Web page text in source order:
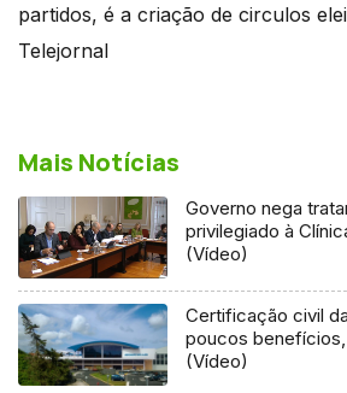
partidos, é a criação de circulos
Telejornal
Mais Notícias
Governo nega
privilegiado à
(Vídeo)
Certificação civil
poucos
(Vídeo)